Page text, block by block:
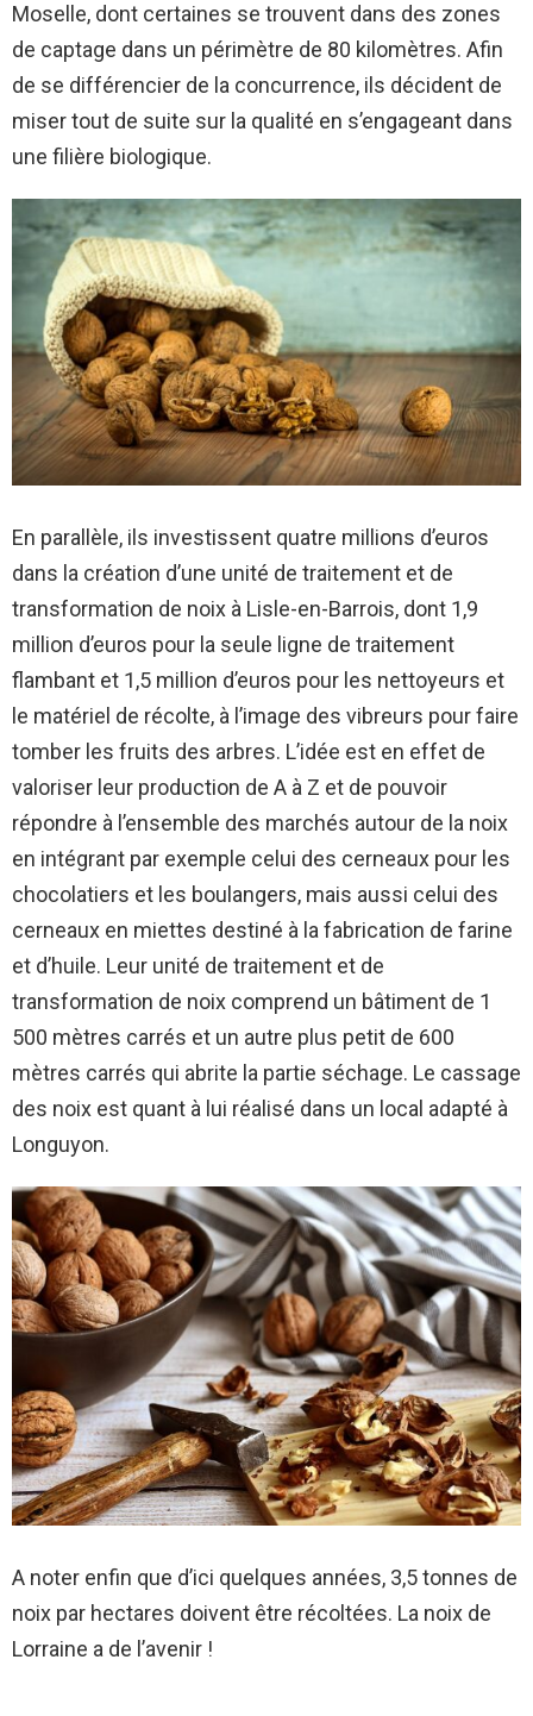
Moselle, dont certaines se trouvent dans des zones
de captage dans un périmètre de 80 kilomètres. Afin
de se différencier de la concurrence, ils décident de
miser tout de suite sur la qualité en s’engageant dans
une filière biologique.
En parallèle, ils investissent quatre millions d’euros
dans la création d’une unité de traitement et de
transformation de noix à Lisle-en-Barrois, dont 1,9
million d’euros pour la seule ligne de traitement
flambant et 1,5 million d’euros pour les nettoyeurs et
le matériel de récolte, à l’image des vibreurs pour faire
tomber les fruits des arbres. L’idée est en effet de
valoriser leur production de A à Z et de pouvoir
répondre à l’ensemble des marchés autour de la noix
en intégrant par exemple celui des cerneaux pour les
chocolatiers et les boulangers, mais aussi celui des
cerneaux en miettes destiné à la fabrication de farine
et d’huile. Leur unité de traitement et de
transformation de noix comprend un bâtiment de 1
500 mètres carrés et un autre plus petit de 600
mètres carrés qui abrite la partie séchage. Le cassage
des noix est quant à lui réalisé dans un local adapté à
Longuyon.
A noter enfin que d’ici quelques années, 3,5 tonnes de
noix par hectares doivent être récoltées. La noix de
Lorraine a de l’avenir !